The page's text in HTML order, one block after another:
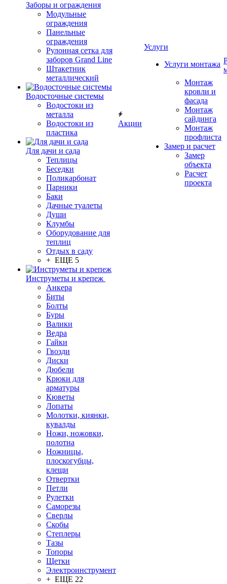
Заборы и ограждения
Модульные
ограждения
Панельные
ограждения
Рулонная сетка для
заборов Grand Line
Штакетник
металлический
Водосточные системы
Водостоки из
металла
Водостоки из
пластика
Для дачи и сада
Теплицы
Беседки
Поликарбонат
Парники
Баки
Дачные туалеты
Души
Клумбы
Оборудование для
теплиц
Отдых в саду
+ ЕЩЕ 5
Инструметы и крепеж
Анкера
Биты
Болты
Буры
Валики
Ведра
Гайки
Гвозди
Диски
Дюбели
Крюки для
арматуры
Кюветы
Лопаты
Молотки, киянки,
кувалды
Ножи, ножовки,
полотна
Ножницы,
плоскогубцы,
клещи
Отвертки
Петли
Рулетки
Саморезы
Сверлы
Скобы
Степлеры
Тазы
Топоры
Щетки
Электроинструмент
+ ЕЩЕ 22
Акции
Услуги
Услуги монтажа
Монтаж
кровли и
фасада
Монтаж
сайдинга
Монтаж
профлиста
Замер и расчет
Замер
объекта
Расчет
проекта